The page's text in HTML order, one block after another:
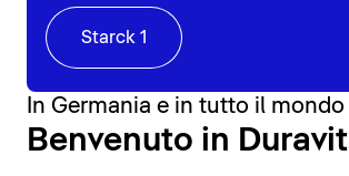
Starck 1
In Germania e in tutto il mondo
Benvenuto in Duravit